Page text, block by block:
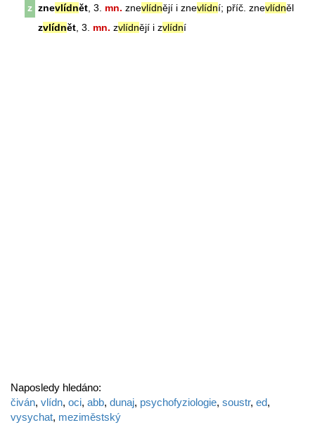
z znevlídnět , 3. mn. znevlídnějí i znevlídní; příč. znevlídněl
zvlídnět , 3. mn. zvlídnějí i zvlídní
Naposledy hledáno:
čiván, vlídn, oci, abb, dunaj, psychofyziologie, soustr, ed,
vysychat, meziměstský